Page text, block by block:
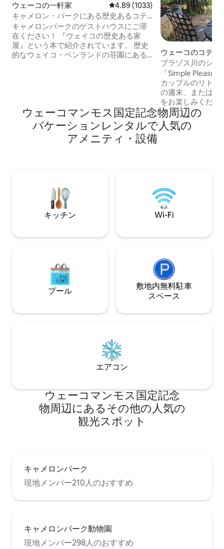
ウェーコの一軒家 レビュー1033件、5つ星中4.89つ
4.89 (1033)
キャメロン・パークにある歴史あるコテ
ージ
キャメロンパークのゲストハウスにご滞
在ください！ 『ウェイコの歴史ある家
屋』という本で紹介されています。 歴史
的なウェイコ・ペンランドの荘園にある
新しいカーペットとタイルがあります。
Tempurpedicのマットレス。コーヒーが
たくさん入ったKeurig！マグノリア・サ
イロスとダウンタウンまで5分。 敷地内を
ウェーコのコテー
ブラゾス川のシン
コテージ
「Simple
カップルのリトリ
の週末、またはア
をお楽しみくださ
バスルームの家は
り、ウェイコ、マ
ホームステッドヘ
機、Wi-Fi、キー
どのアメニティを
ましょう。
ウェーコマンモス国定記念物⁠周⁠辺⁠の
バ⁠ケ⁠ー⁠シ⁠ョ⁠ン⁠レ⁠ン⁠タ⁠ル⁠で人⁠気⁠の
ア⁠メ⁠ニ⁠テ⁠ィ⁠・⁠設⁠備
キッチン Wi-Fi
プール
敷地内無料駐⁠車
ス⁠ペ⁠ー⁠ス
エアコン
ウェーコマンモス国定記念
物⁠周⁠辺⁠に⁠あ⁠るそ⁠の⁠他⁠の人⁠気⁠の
観⁠光⁠ス⁠ポ⁠ッ⁠ト
キャメロンパーク
現地メンバー210人のおすすめ
キャメロンパーク動物園
現地メンバー298人のおすすめ